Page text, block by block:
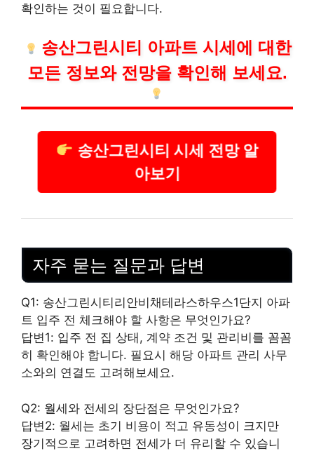
확인하는 것이 필요합니다.
송산그린시티 아파트 시세에 대한
모든 정보와 전망을 확인해 보세요.
송산그린시티 시세 전망 알
아보기
자주 묻는 질문과 답변
Q1: 송산그린시티리안비채테라스하우스1단지 아파
트 입주 전 체크해야 할 사항은 무엇인가요?
답변1: 입주 전 집 상태, 계약 조건 및 관리비를 꼼꼼
히 확인해야 합니다. 필요시 해당 아파트 관리 사무
소와의 연결도 고려해보세요.
Q2: 월세와 전세의 장단점은 무엇인가요?
답변2: 월세는 초기 비용이 적고 유동성이 크지만
장기적으로 고려하면 전세가 더 유리할 수 있습니